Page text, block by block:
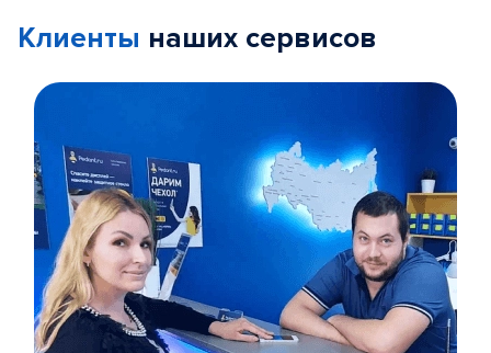
Клиенты наших сервисов